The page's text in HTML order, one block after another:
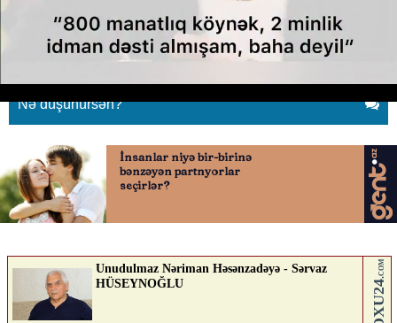
YENILIK.AZ ABUNƏ OL
Nə düşünürsən?